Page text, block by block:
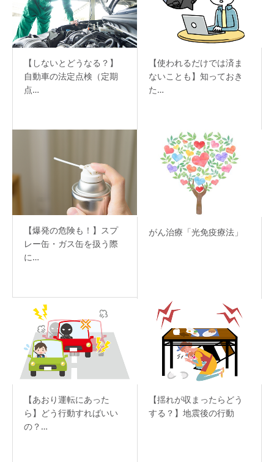
【しないとどうなる？】
自動車の法定点検（定期
点…
【使われるだけでは済ま
ないことも】知っておき
た…
【爆発の危険も！】スプ
レー缶・ガス缶を扱う際
に…
がん治療「光免疫療法」
【あおり運転にあった
ら】どう行動すればいい
の？…
【揺れが収まったらどう
する？】地震後の行動